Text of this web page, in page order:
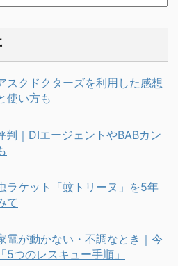
スクドクターズを利用した感想
使い方も
判｜DIエージェントやBABカン
ラケット「蚊トリーヌ」を5年
て
電が動かない・不調なとき｜今
5つのレスキュー手順」